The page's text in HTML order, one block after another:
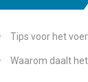
Tips voor het
Waarom daalt het